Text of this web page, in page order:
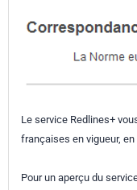
Le service Redlines+
françaises en vigueur,
Pour un aperçu du